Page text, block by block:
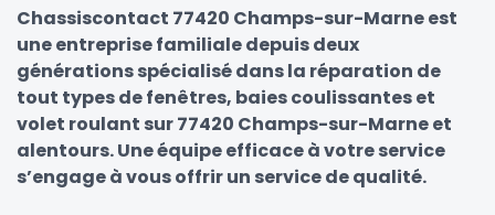
Chassiscontact 77420 Champs-sur-Marne est
une entreprise familiale depuis deux
générations spécialisé dans la réparation de
tout types de fenêtres, baies coulissantes et
volet roulant sur 77420 Champs-sur-Marne et
alentours. Une équipe efficace à votre service
s’engage à vous offrir un service de qualité.